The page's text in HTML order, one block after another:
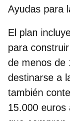
Ayudas para
El plan
para
de menos de
destinarse a
también
15.000 euros